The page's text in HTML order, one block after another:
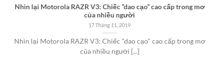
Nhìn lại Motorola RAZR V3: Chiếc “dao cạo” cao cấp trong mơ
của nhiều người
17 Tháng 11, 2019
Nhìn lại Motorola RAZR V3: Chiếc "dao cạo" cao cấp trong mơ
của nhiều người [...]